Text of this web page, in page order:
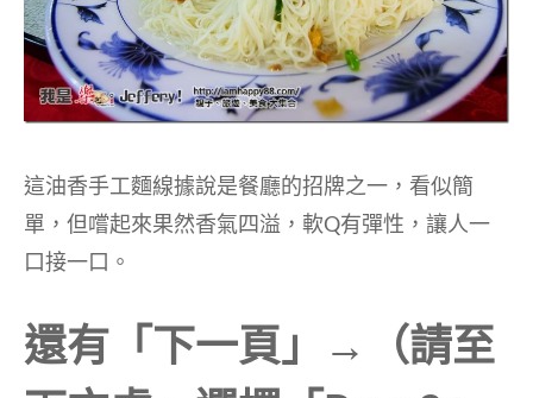
這油香手工麵線據說是餐廳的招牌之一，看似簡
單，但嚐起來果然香氣四溢，軟Q有彈性，讓人一
口接一口。
還有「下一頁」→（請至